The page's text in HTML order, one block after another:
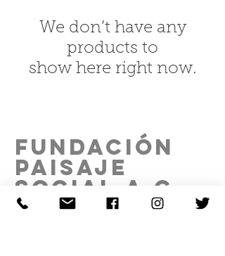
We don’t have any
products to
show here right now.
FUNDACIÓN
PAISAJE
SOCIAL A.C.